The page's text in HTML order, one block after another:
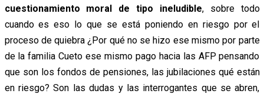
cuestionamiento moral de tipo ineludible, sobre todo
cuando es eso lo que se está poniendo en riesgo por el
proceso de quiebra ¿Por qué no se hizo ese mismo por parte
de la familia Cueto ese mismo pago hacia las AFP pensando
que son los fondos de pensiones, las jubilaciones qué están
en riesgo? Son las dudas y las interrogantes que se abren,